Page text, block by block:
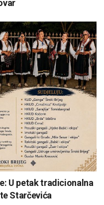
U petak tradicionalna
Starčevića